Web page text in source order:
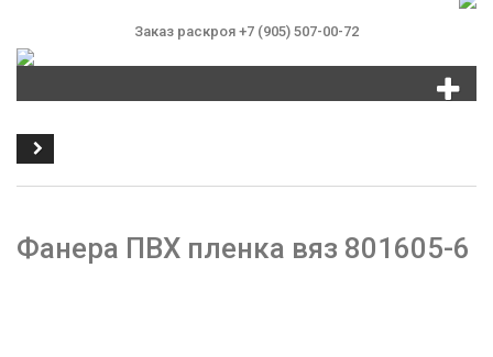
Заказ раскроя +7 (905) 507-00-72
Фанера ПВХ пленка вяз 801605-6